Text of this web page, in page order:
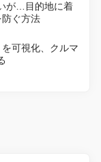
が…目的地に着
防ぐ方法
可視化、クルマ